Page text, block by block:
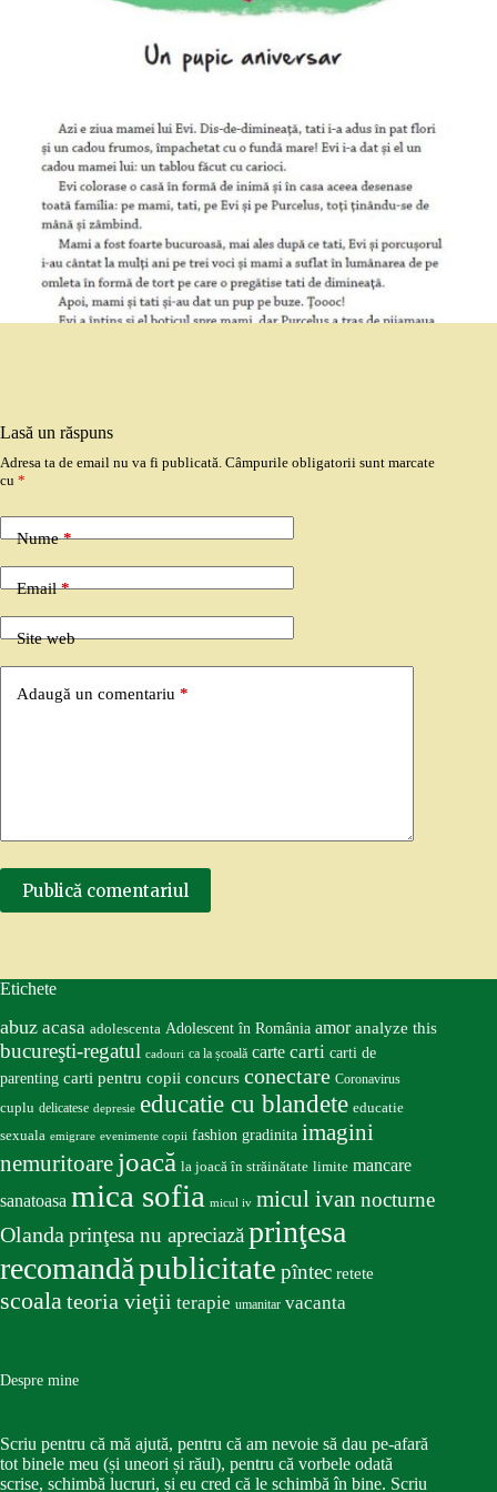
Lasă un răspuns
Adresa ta de email nu va fi publicată. Câmpurile obligatorii sunt marcate
cu *
Nume*
Email*
Site web
Adaugă un comentariu *
Publică comentariul
Etichete
abuz acasa adolescenta Adolescent în România amor analyze this
bucureşti-regatul cadouri ca la școală carte carti carti de
parenting carti pentru copii concurs conectare Coronavirus
cuplu delicatese depresie educatie cu blandete educatie
sexuala emigrare evenimente copii fashion gradinita imagini
nemuritoare joacă la joacă în străinătate limite mancare
sanatoasa mica sofia micul iv micul ivan nocturne
Olandaprinţesa nu apreciazăprinţesa
recomandăpublicitate pîntec retete
scoalateoria vieţii terapie umanitar vacanta
Despre mine
Scriu pentru că mă ajută, pentru că am nevoie să dau pe-afară
tot binele meu (și uneori și răul), pentru că vorbele odată
scrise, schimbă lucruri, și eu cred că le schimbă în bine. Scriu